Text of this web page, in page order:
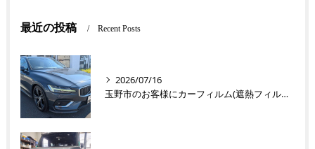
最近の投稿 Recent Posts
2026/07/16
玉野市のお客様にカーフィルム(遮熱フィルム) V60【nexus株式会社】